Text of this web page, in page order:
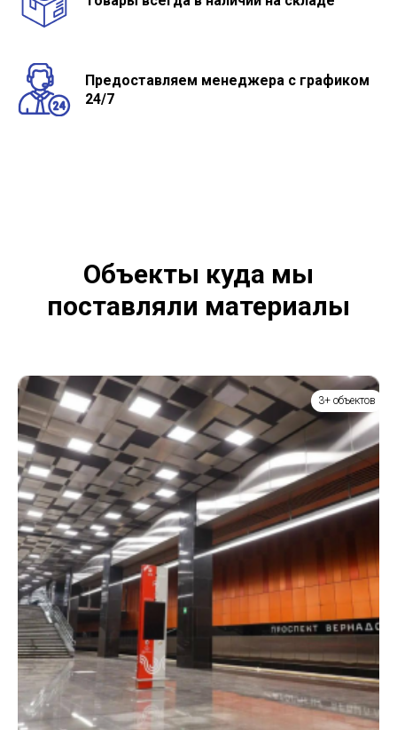
Предоставляем менеджера с графиком
24/7
Объекты куда мы
поставляли материалы
3+ объектов